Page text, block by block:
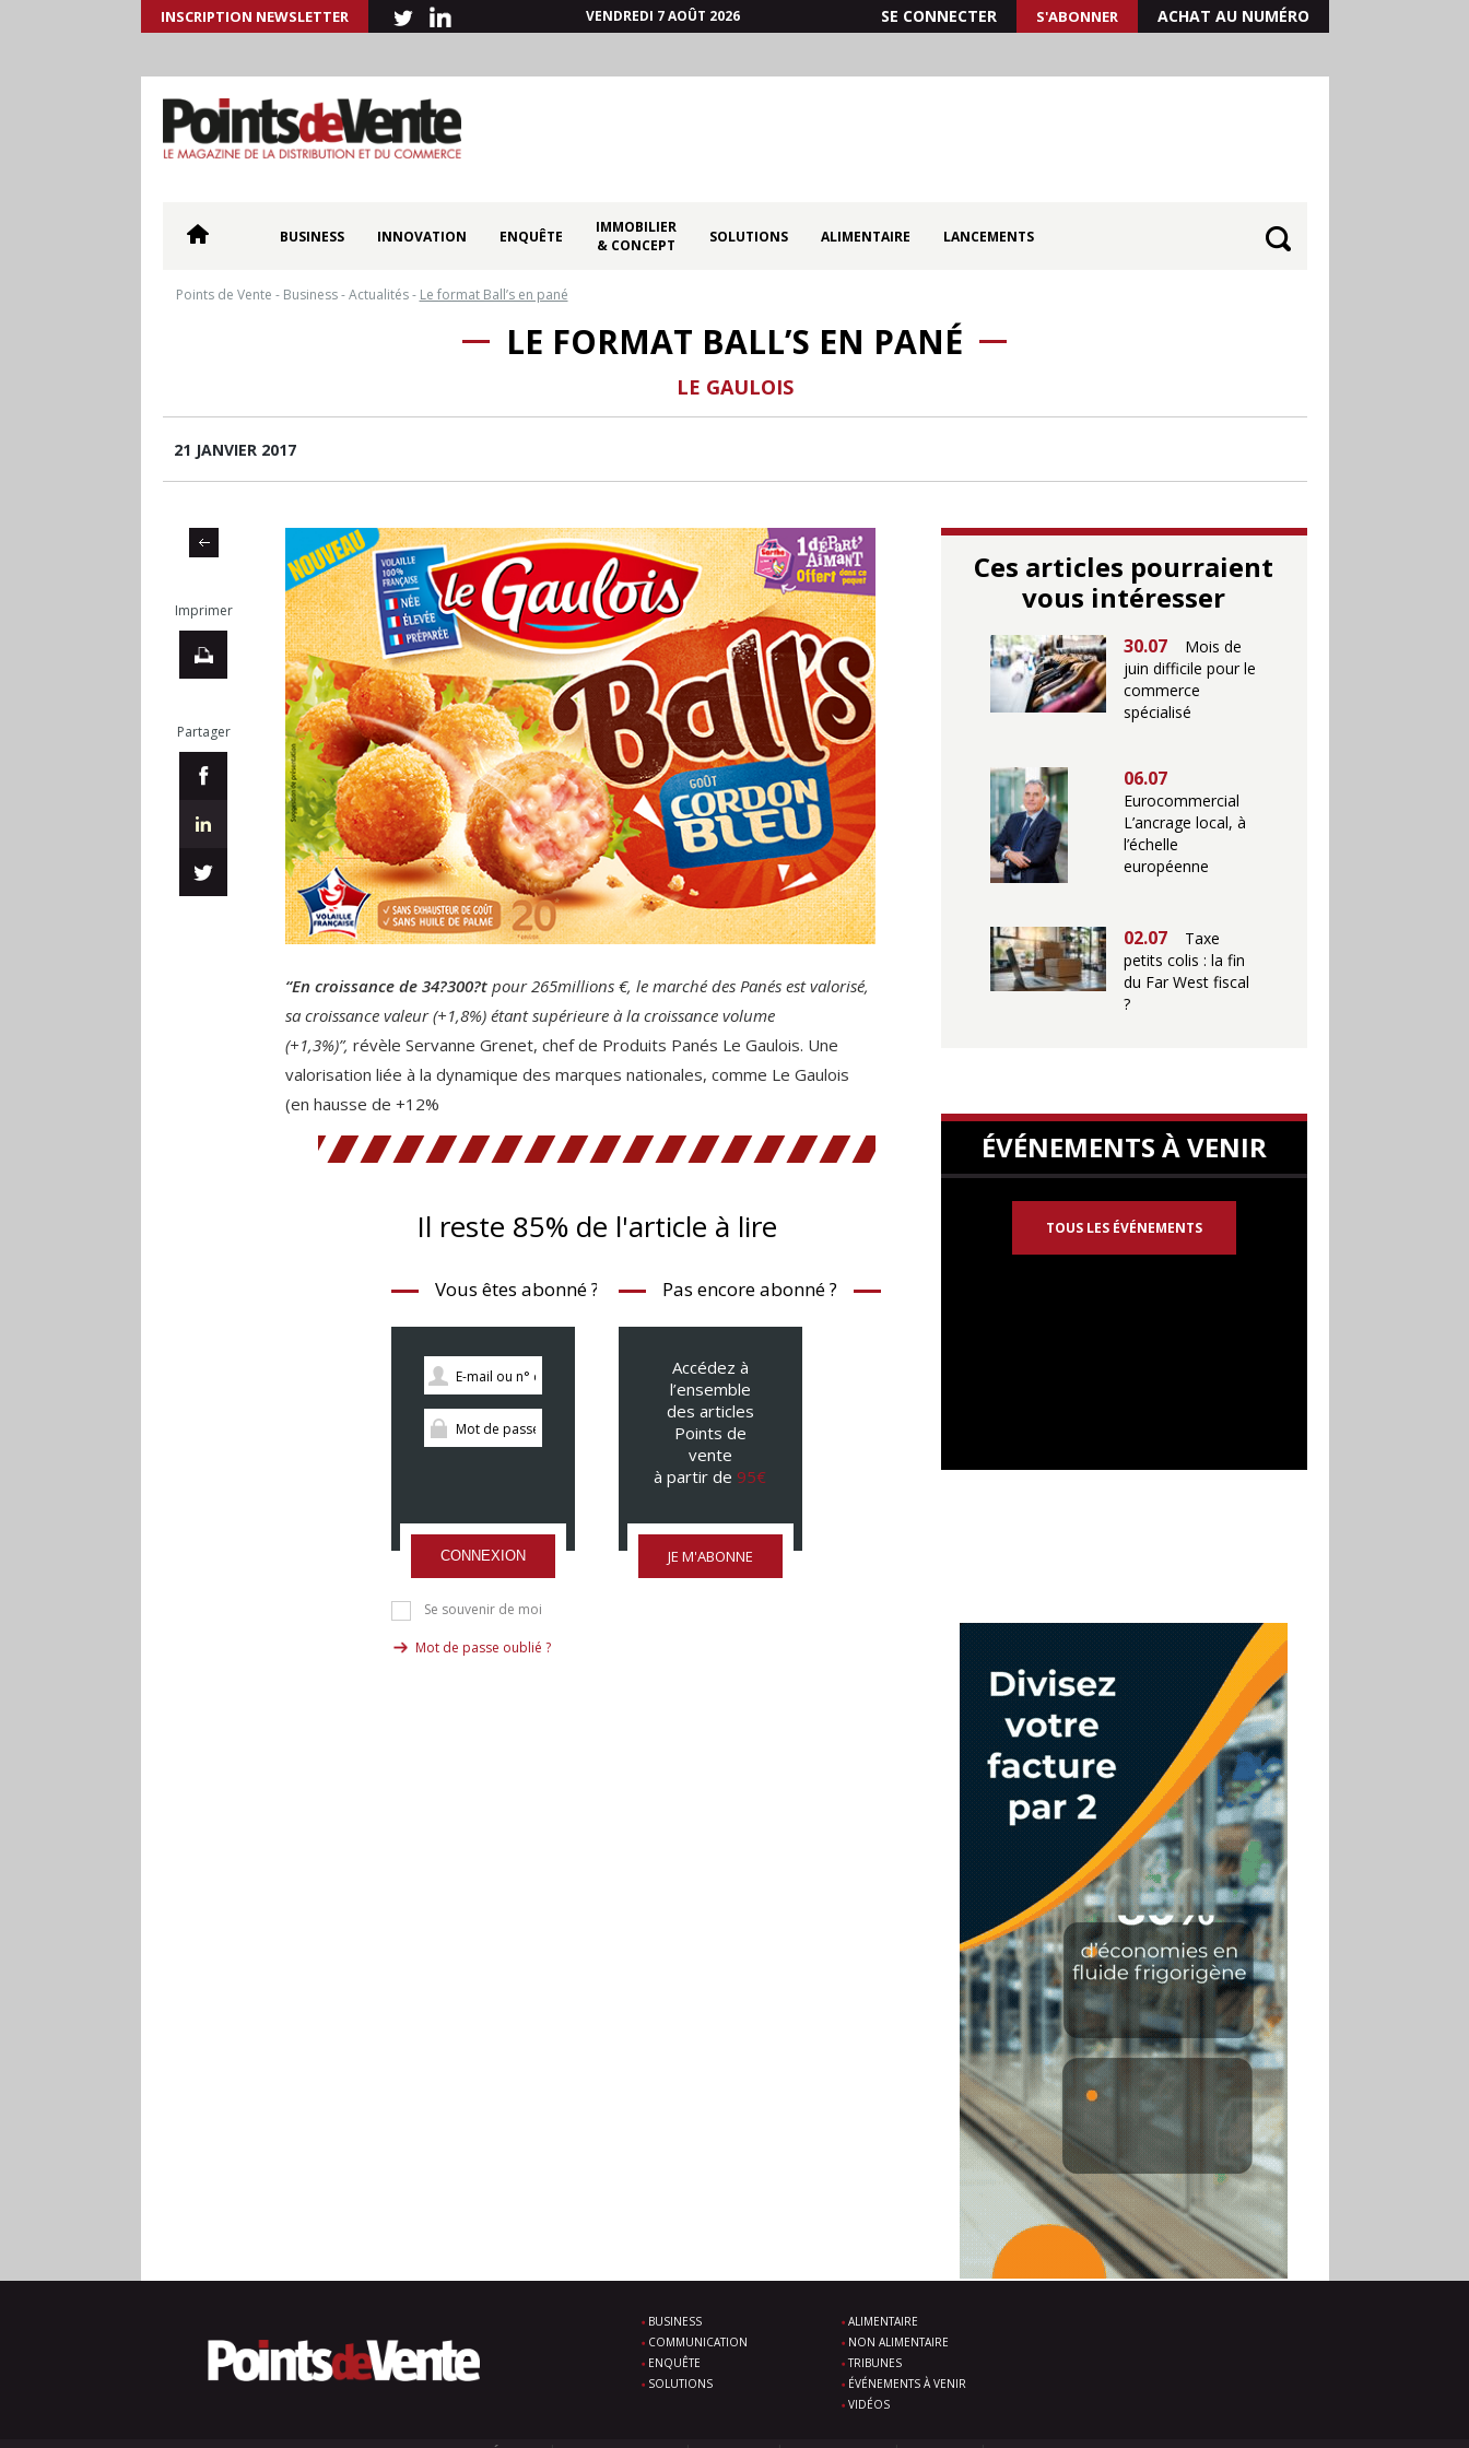
INSCRIPTION NEWSLETTER VENDREDI 7 AOÛT 2026 SE CONNECTER S'ABONNER ACHAT AU NUMÉRO
BUSINESS INNOVATION ENQUÊTE
IMMOBILIER
& CONCEPT
SOLUTIONS ALIMENTAIRE LANCEMENTS
Points de Vente - Business-Actualités- Le format Ball’s en pané
LE FORMAT BALL’S EN PANÉ
LE GAULOIS
21 JANVIER 2017
Imprimer
Partager
“En croissance de 34?300?tpour 265millions €, le marché des Panés est valorisé,
sa croissance valeur (+1,8%) étant supérieure à la croissance volume
(+1,3%)”, révèle Servanne Grenet, chef de Produits Panés Le Gaulois. Une
valorisation liée à la dynamique des marques nationales, comme Le Gaulois
(en hausse de +12%
Il reste 85% de l'article à lire
Vous êtes abonné ?
CONNEXION
Se souvenir de moi
Mot de passe oublié ?
Pas encore abonné ?
Accédez à
l’ensemble
des articles
Points de
vente
à partir de 95€
JE M'ABONNE
Ces articles pourraient
vous intéresser
30.07
Mois de
juin difficile pour le
commerce
spécialisé
06.07
Eurocommercial
L’ancrage local, à
l’échelle
européenne
02.07
Taxe
petits colis : la fin
du Far West fiscal
?
ÉVÉNEMENTS À VENIR
TOUS LES ÉVÉNEMENTS
BUSINESS
COMMUNICATION
ENQUÊTE
SOLUTIONS
ALIMENTAIRE
NON ALIMENTAIRE
TRIBUNES
ÉVÉNEMENTS À VENIR
VIDÉOS